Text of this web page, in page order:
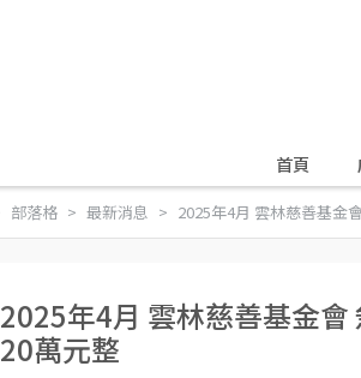
首頁
部落格 最新消息 2025年4月 雲林慈善基金
2025年4月 雲林慈善基金
20萬元整